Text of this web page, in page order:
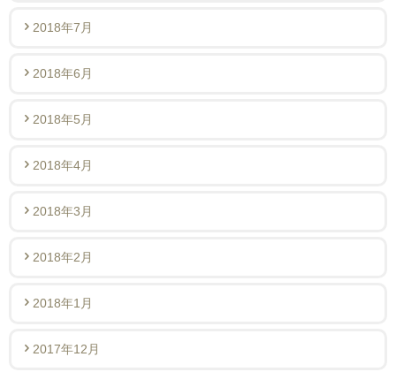
2018年7月
2018年6月
2018年5月
2018年4月
2018年3月
2018年2月
2018年1月
2017年12月